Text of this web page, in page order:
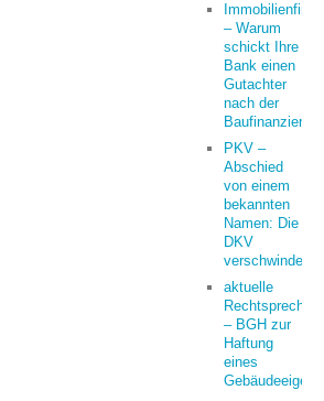
– Warum
schickt Ihre
Bank einen
Gutachter
nach der
PKV –
Abschied
von einem
bekannten
Namen: Die
DKV
verschwindet
aktuelle
– BGH zur
Haftung
eines